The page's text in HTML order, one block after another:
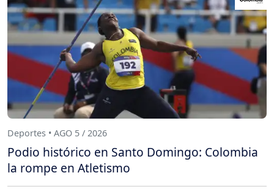
Deportes • AGO 5 / 2026
Podio histórico en Santo Domingo: Colombia
la rompe en Atletismo